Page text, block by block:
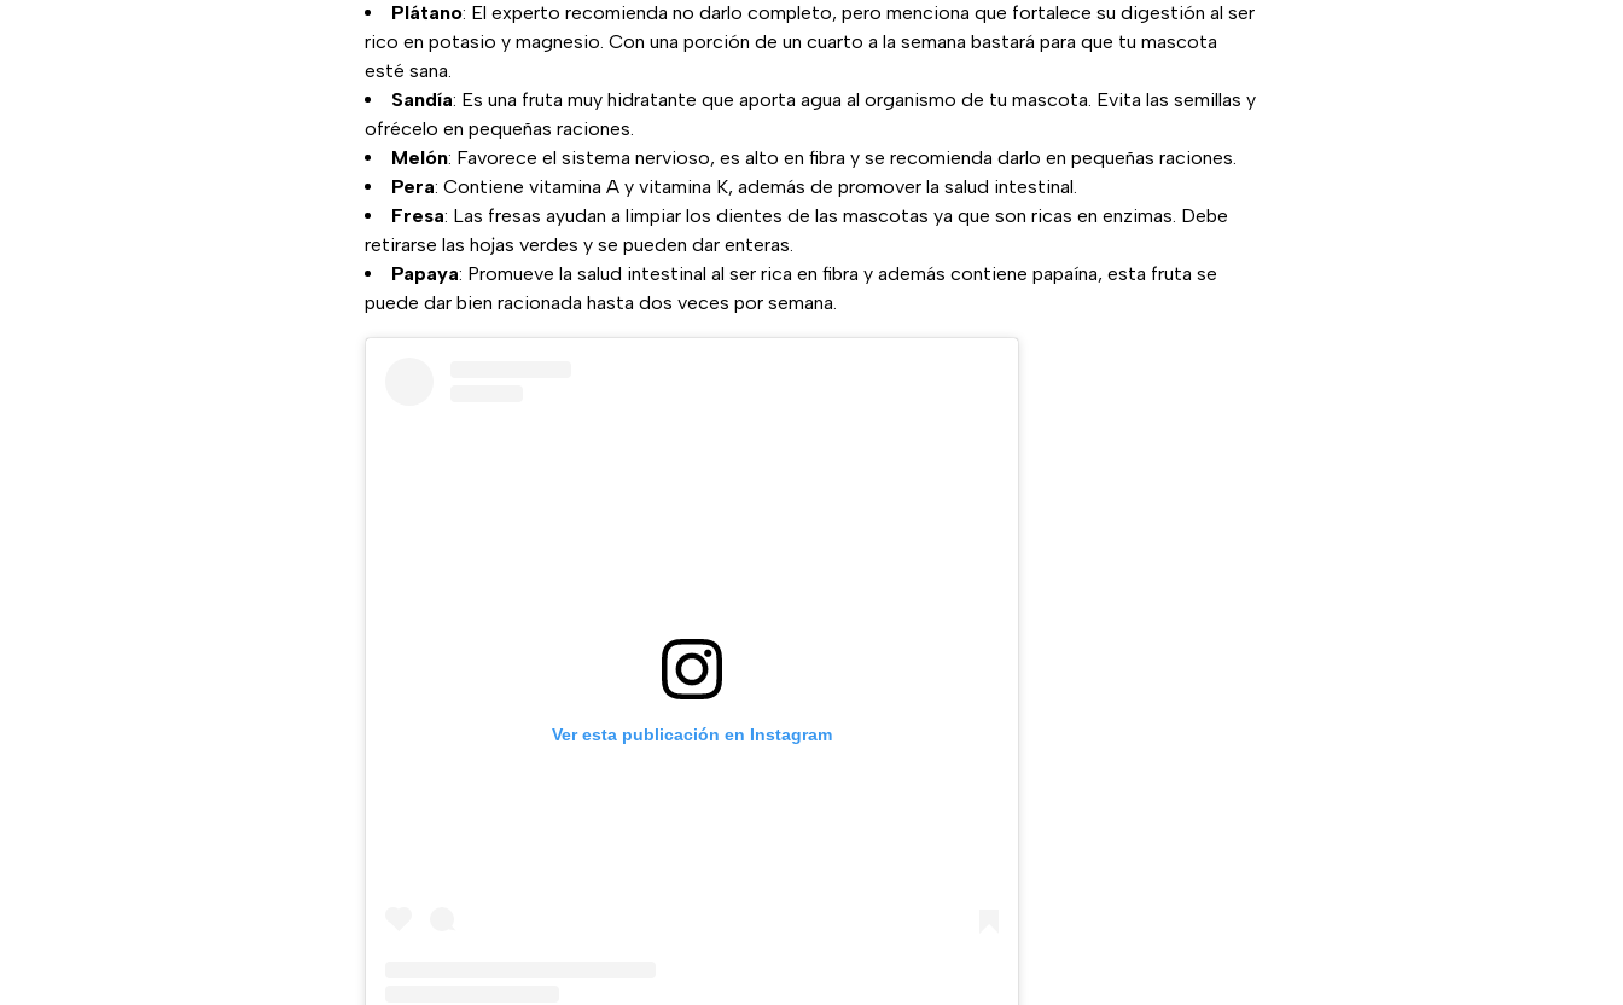
Plátano: El experto recomienda no darlo completo, pero menciona que fortalece su digestión al ser
rico en potasio y magnesio. Con una porción de un cuarto a la semana bastará para que tu mascota
esté sana.
Sandía: Es una fruta muy hidratante que aporta agua al organismo de tu mascota. Evita las semillas y
ofrécelo en pequeñas raciones.
Melón: Favorece el sistema nervioso, es alto en fibra y se recomienda darlo en pequeñas raciones.
Pera: Contiene vitamina A y vitamina K, además de promover la salud intestinal.
Fresa: Las fresas ayudan a limpiar los dientes de las mascotas ya que son ricas en enzimas. Debe
retirarse las hojas verdes y se pueden dar enteras.
Papaya: Promueve la salud intestinal al ser rica en fibra y además contiene papaína, esta fruta se
puede dar bien racionada hasta dos veces por semana.
Ver esta publicación en Instagram